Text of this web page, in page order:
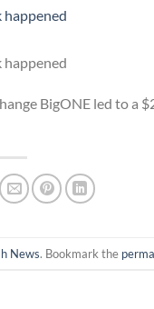
BigONE led to
News. Bookmark the